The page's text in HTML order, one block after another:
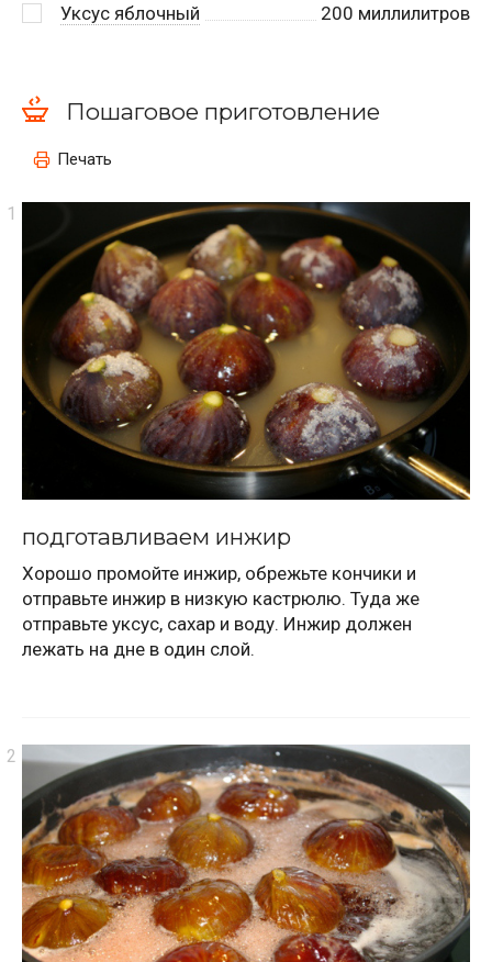
Уксус яблочный
200 миллилитров
Пошаговое приготовление
Печать
подготавливаем инжир
Хорошо промойте инжир, обрежьте кончики и
отправьте инжир в низкую кастрюлю. Туда же
отправьте уксус, сахар и воду. Инжир должен
лежать на дне в один слой.